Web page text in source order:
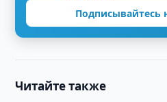
Подписывайтесь
Читайте также